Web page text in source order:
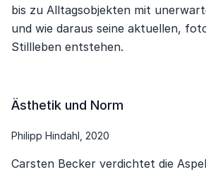
bis zu Alltagsobjekten mit
und wie daraus seine aktuellen,
Stillleben entstehen.
Ästhetik und Norm
Philipp Hindahl, 2020
Carsten Becker verdichtet die